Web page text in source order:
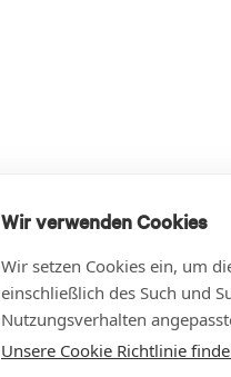
Wir verwenden Cookies
Wir setzen Cookies ein, um
einschließlich des Such und
Nutzungsverhalten
Unsere Cookie Richtlinie